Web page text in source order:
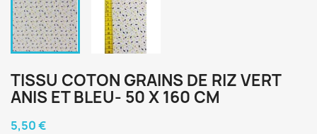
TISSU COTON GRAINS DE RIZ VERT
ANIS ET BLEU- 50 X 160 CM
5,50 €